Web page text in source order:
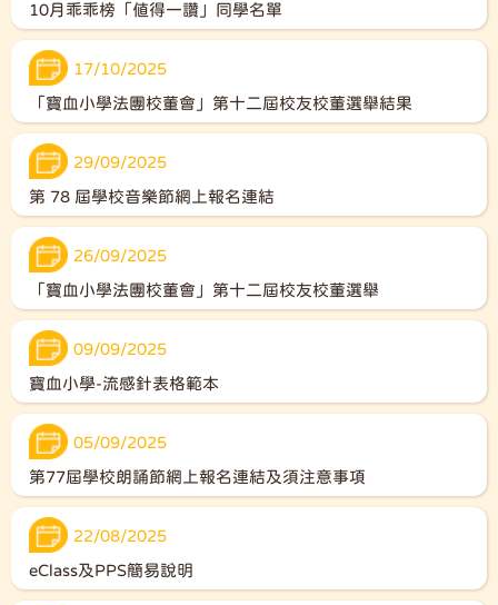
10月乖乖榜「值得一讚」同學名單
17/10/2025
「寶血小學法團校董會」第十二屆校友校董選舉結果
29/09/2025
第 78 屆學校音樂節網上報名連結
26/09/2025
「寶血小學法團校董會」第十二屆校友校董選舉
09/09/2025
寶血小學-流感針表格範本
05/09/2025
第77屆學校朗誦節網上報名連結及須注意事項
22/08/2025
eClass及PPS簡易說明